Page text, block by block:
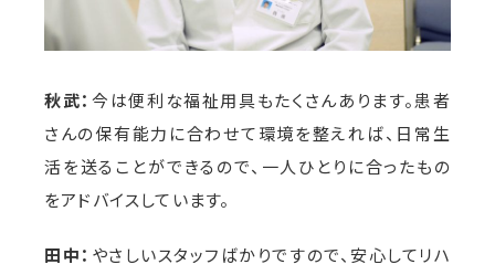
秋武： 今は便利な福祉用具もたくさんあります。患者
さんの保有能力に合わせて環境を整えれば、日常生
活を送ることができるので、一人ひとりに合ったもの
をアドバイスしています。
田中： やさしいスタッフばかりですので、安心してリハ